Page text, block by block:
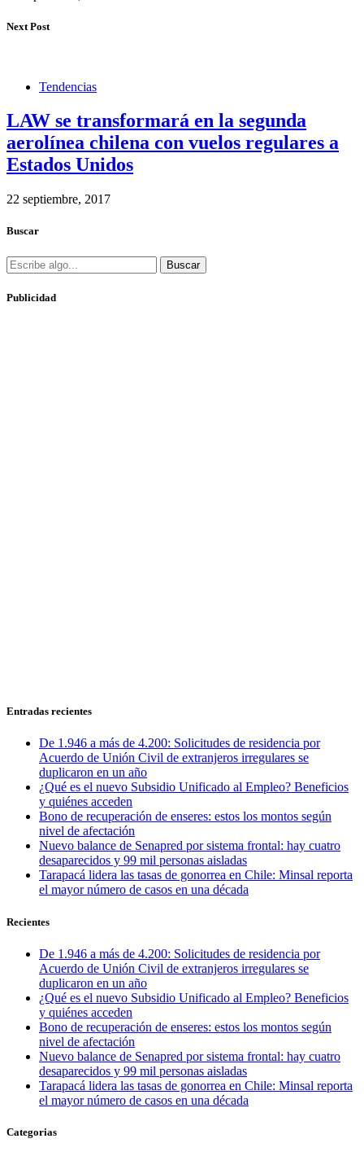
Next Post
Tendencias
LAW se transformará en la segunda
aerolínea chilena con vuelos regulares a
Estados Unidos
22 septiembre, 2017
Buscar
Buscar
Publicidad
Entradas recientes
De 1.946 a más de 4.200: Solicitudes de residencia por
Acuerdo de Unión Civil de extranjeros irregulares se
duplicaron en un año
¿Qué es el nuevo Subsidio Unificado al Empleo? Beneficios
y quiénes acceden
Bono de recuperación de enseres: estos los montos según
nivel de afectación
Nuevo balance de Senapred por sistema frontal: hay cuatro
desaparecidos y 99 mil personas aisladas
Tarapacá lidera las tasas de gonorrea en Chile: Minsal reporta
el mayor número de casos en una década
Recientes
De 1.946 a más de 4.200: Solicitudes de residencia por
Acuerdo de Unión Civil de extranjeros irregulares se
duplicaron en un año
¿Qué es el nuevo Subsidio Unificado al Empleo? Beneficios
y quiénes acceden
Bono de recuperación de enseres: estos los montos según
nivel de afectación
Nuevo balance de Senapred por sistema frontal: hay cuatro
desaparecidos y 99 mil personas aisladas
Tarapacá lidera las tasas de gonorrea en Chile: Minsal reporta
el mayor número de casos en una década
Categorias